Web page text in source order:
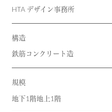
HTA デザイン事務所
構造
鉄筋コンクリート造
規模
地下1階地上1階